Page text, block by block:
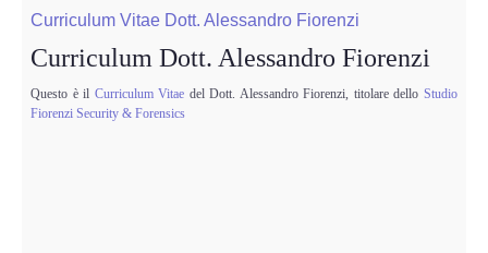
Curriculum Vitae Dott. Alessandro Fiorenzi
Curriculum Dott. Alessandro Fiorenzi
Questo è il Curriculum Vitae del Dott. Alessandro Fiorenzi, titolare delloStudio
Fiorenzi Security & Forensics